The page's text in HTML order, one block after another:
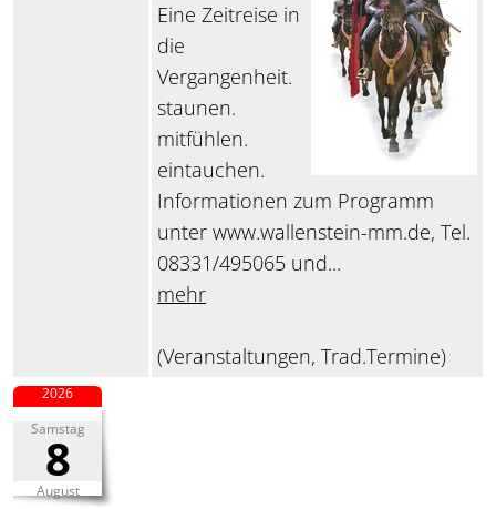
Eine Zeitreise in
die
Vergangenheit.
staunen.
mitfühlen.
eintauchen.
Informationen zum Programm
unter www.wallenstein-mm.de, Tel.
08331/495065 und...
mehr
(Veranstaltungen, Trad.Termine)
Samstag
8
August
2026